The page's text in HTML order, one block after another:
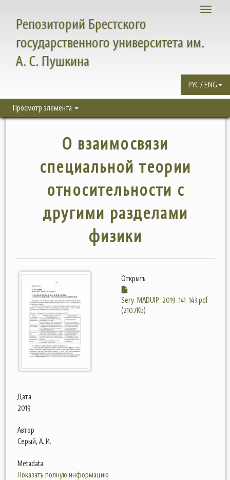
Toggle
Репозиторий Брестского
государственного университета им.
А. С. Пушкина
РУС / ENG
Просмотр элемента
О взаимосвязи
специальной теории
относительности с
другими разделами
физики
Открыть
Sery_MADUIP_2019_141_143.pdf
(210.7Kb)
Дата
2019
Автор
Серый, А. И.
Metadata
Показать полную информацию